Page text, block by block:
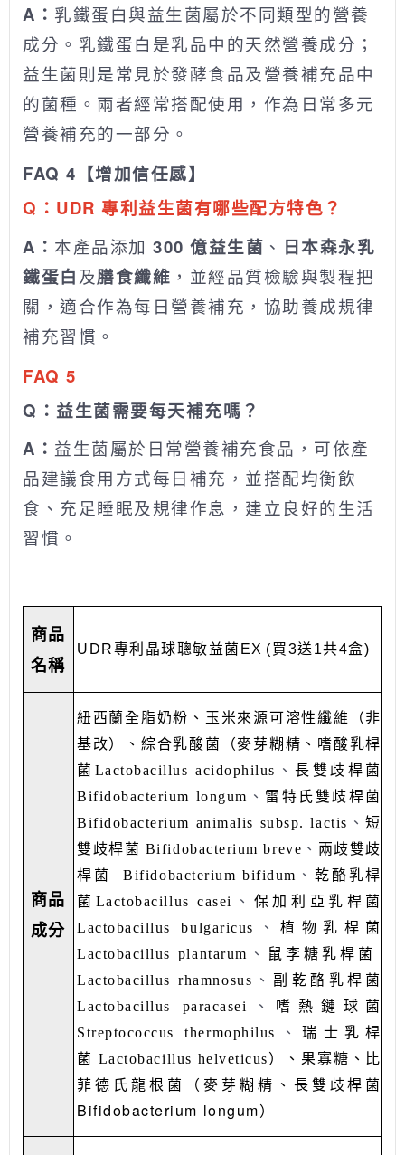
A： 乳鐵蛋白與益生菌屬於不同類型的營養
成分。乳鐵蛋白是乳品中的天然營養成分；
益生菌則是常見於發酵食品及營養補充品中
的菌種。兩者經常搭配使用，作為日常多元
營養補充的一部分。
FAQ 4【增加信任感】
Q：UDR 專利益生菌有哪些配方特色？
A： 本產品添加 300 億益生菌 、 日本森永乳
鐵蛋白及膳食纖維 ，並經品質檢驗與製程把
關，適合作為每日營養補充，協助養成規律
補充習慣。
FAQ 5
Q：益生菌需要每天補充嗎？
A： 益生菌屬於日常營養補充食品，可依產
品建議食用方式每日補充，並搭配均衡飲
食、充足睡眠及規律作息，建立良好的生活
習慣。
商品
名稱
UDR專利晶球聰敏益菌EX (買3送1共4盒)
商品
成分
紐西蘭全脂奶粉、玉米來源可溶性纖維（非
基改）、綜合乳酸菌（麥芽糊精、嗜酸乳桿
菌 Lactobacillus acidophilus 、長雙歧桿菌
Bifidobacterium longum 、 雷特氏雙歧桿菌
Bifidobacterium animalis subsp. lactis 、短
雙歧桿菌 Bifidobacterium breve 、 兩歧雙歧
桿菌
Bifidobacterium bifidum 、 乾酪乳桿
菌 Lactobacillus casei 、
保加利亞乳桿菌
Lactobacillus bulgaricus
、植物乳桿菌
Lactobacillus plantarum 、
鼠李糖乳桿菌
Lactobacillus rhamnosus 、
副乾酪乳桿菌
Lactobacillus paracasei
、
嗜熱鏈球菌
Streptococcus thermophilus
、瑞士乳桿
菌 Lactobacillus helveticus）、果寡糖、比
菲德氏龍根菌（麥芽糊精、 長雙歧桿菌
Bifidobacterium longum）